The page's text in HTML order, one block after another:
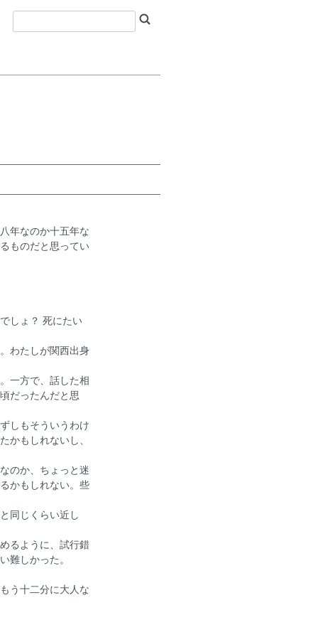
年なのか十五年な
ものだと思ってい
しょ？ 死にたい
わたしが関西出身
一方で、話した相
だったんだと思
しもそういうわけ
かもしれないし、
のか、ちょっと迷
かもしれない。些
同じくらい近し
るように、試行錯
難しかった。
う十二分に大人な